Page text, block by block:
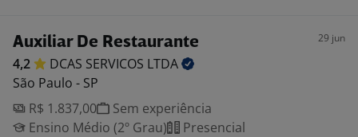
Auxiliar De Restaurante 29 jun
4,2 DCAS SERVICOS LTDA
São Paulo - SP
R$ 1.837,00
Sem experiência
Ensino Médio (2º Grau)
Presencial